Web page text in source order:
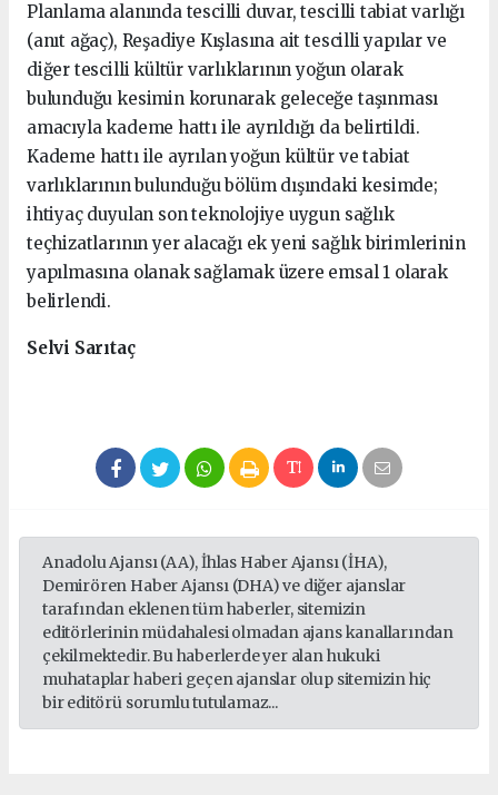
Planlama alanında tescilli duvar, tescilli tabiat varlığı
(anıt ağaç), Reşadiye Kışlasına ait tescilli yapılar ve
diğer tescilli kültür varlıklarının yoğun olarak
bulunduğu kesimin korunarak geleceğe taşınması
amacıyla kademe hattı ile ayrıldığı da belirtildi.
Kademe hattı ile ayrılan yoğun kültür ve tabiat
varlıklarının bulunduğu bölüm dışındaki kesimde;
ihtiyaç duyulan son teknolojiye uygun sağlık
teçhizatlarının yer alacağı ek yeni sağlık birimlerinin
yapılmasına olanak sağlamak üzere emsal 1 olarak
belirlendi.
Selvi Sarıtaç
Anadolu Ajansı (AA), İhlas Haber Ajansı (İHA),
Demirören Haber Ajansı (DHA) ve diğer ajanslar
tarafından eklenen tüm haberler, sitemizin
editörlerinin müdahalesi olmadan ajans kanallarından
çekilmektedir. Bu haberlerde yer alan hukuki
muhataplar haberi geçen ajanslar olup sitemizin hiç
bir editörü sorumlu tutulamaz...